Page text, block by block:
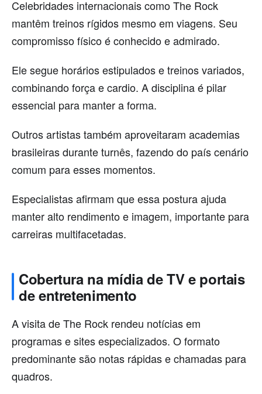
Celebridades internacionais como The Rock
mantêm treinos rígidos mesmo em viagens. Seu
compromisso físico é conhecido e admirado.
Ele segue horários estipulados e treinos variados,
combinando força e cardio. A disciplina é pilar
essencial para manter a forma.
Outros artistas também aproveitaram academias
brasileiras durante turnês, fazendo do país cenário
comum para esses momentos.
Especialistas afirmam que essa postura ajuda
manter alto rendimento e imagem, importante para
carreiras multifacetadas.
Cobertura na mídia de TV e portais
de entretenimento
A visita de The Rock rendeu notícias em
programas e sites especializados. O formato
predominante são notas rápidas e chamadas para
quadros.